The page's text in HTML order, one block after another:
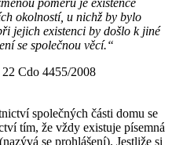
okolností, u nichž by bylo
jejich existenci by došlo k jiné
se společnou věcí.“
Cdo 4455/2008
společných části domu se
tím, že vždy existuje písemná
se prohlášení). Jestliže si